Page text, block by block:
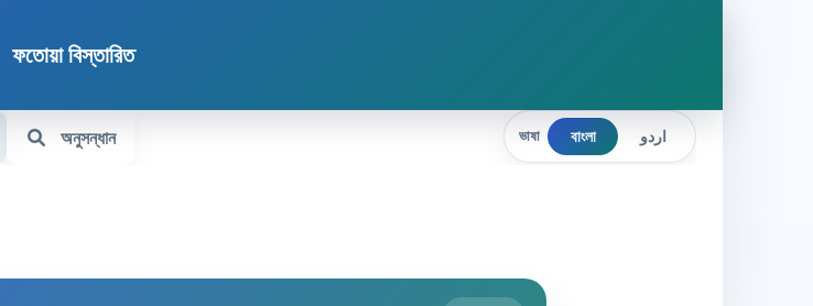
ফতোয়া বিস্তারিত
অনুসন্ধান ভাষা বাংলা اردو